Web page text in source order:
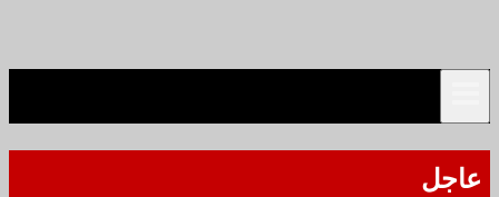
عاجل